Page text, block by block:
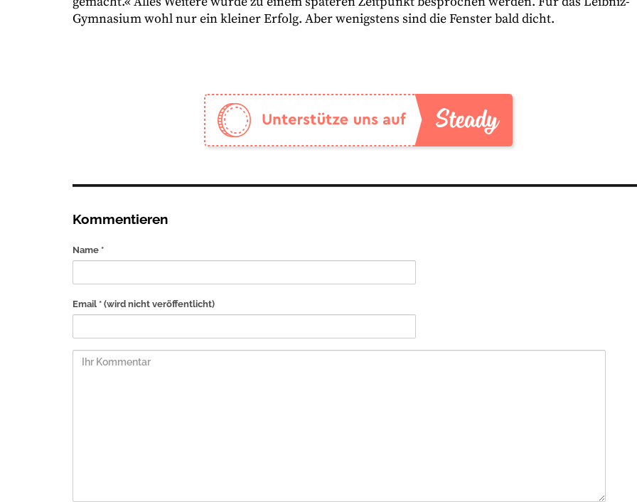
Gymnasium wohl nur ein kleiner Erfolg. Aber wenigstens sind die Fenster bald dicht.
Kommentieren
Name *
Email * (wird nicht veröffentlicht)